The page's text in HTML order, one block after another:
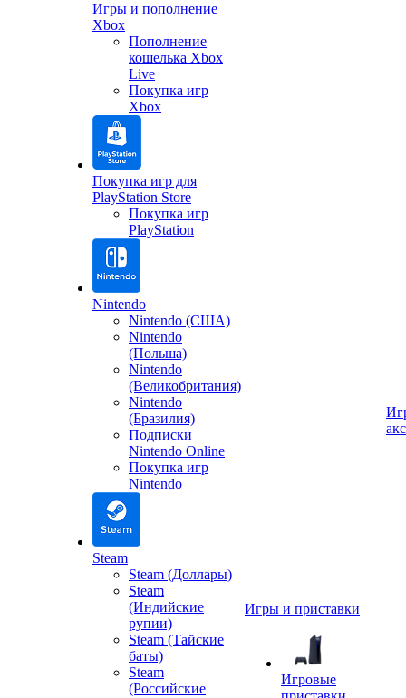
Игры и пополнение
Xbox
Пополнение
кошелька Xbox
Live
Покупка игр
Xbox
Покупка игр для
PlayStation Store
Покупка игр
PlayStation
Nintendo
Nintendo (США)
Nintendo
(Польша)
Nintendo
(Великобритания)
Nintendo
(Бразилия)
Подписки
Nintendo Online
Покупка игр
Nintendo
Steam
Steam (Доллары)
Steam
(Индийские
рупии)
Steam (Тайские
баты)
Steam
(Российские
Игры и приставки
Игровые